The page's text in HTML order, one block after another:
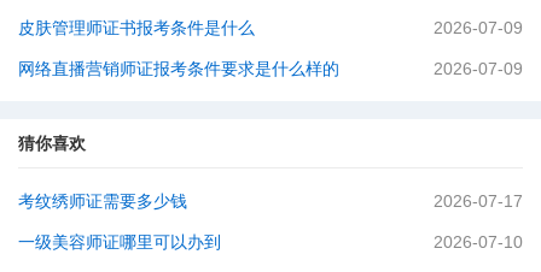
皮肤管理师证书报考条件是什么 2026-07-09
网络直播营销师证报考条件要求是什么样的 2026-07-09
猜你喜欢
考纹绣师证需要多少钱 2026-07-17
一级美容师证哪里可以办到 2026-07-10